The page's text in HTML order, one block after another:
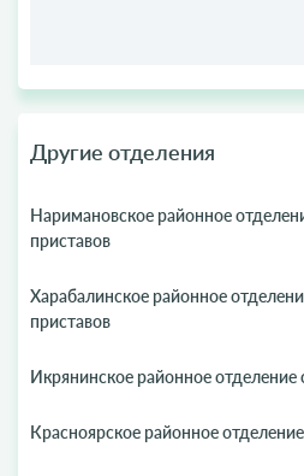
Другие отделения
Наримановское районное
приставов
Харабалинское районное
приставов
Икрянинское районное отделение
Красноярское районное